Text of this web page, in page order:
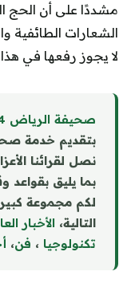
مشددًا على أن الحج
الشعارات الطائفية
لا يجوز رفعها في
صحيفة الرياض 24
بتقديم خدمة
نصل لقرائنا
بما يليق بقواعد
لكم مجموعة
التالية، الأخبار
تكنولوجيا ، فن،